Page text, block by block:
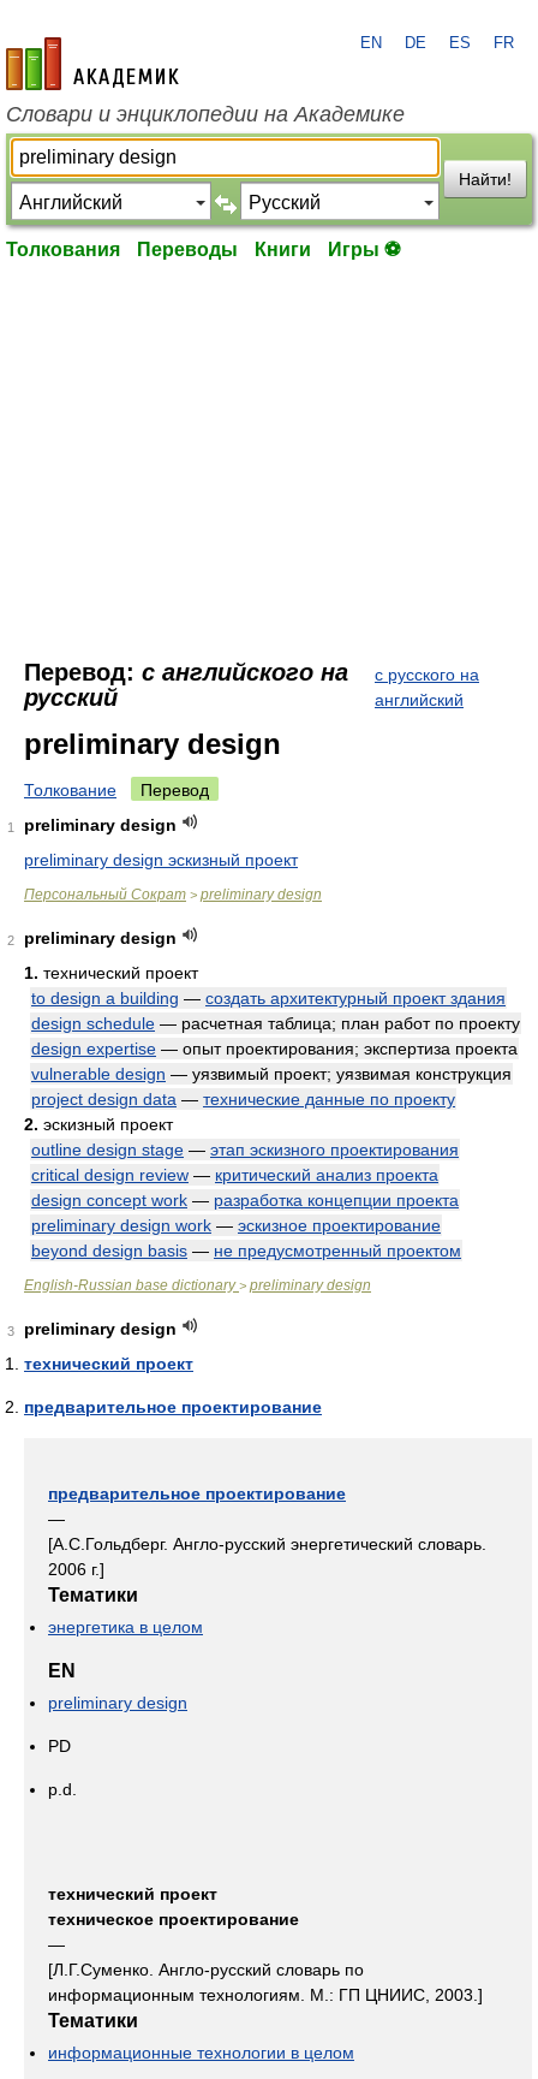
academic.ru
EN DE ES FR
Словари и энциклопедии на Академике
Найти!
Толкования Переводы Книги Игры ⚽
Перевод: с английского на
русский
с русского на
английский
preliminary design
Толкование Перевод
1
preliminary design
preliminary design эскизный проект
Персональный Сократ > preliminary design
2
preliminary design
1. технический проект
to design a building — создать архитектурный проект здания
design schedule — расчетная таблица; план работ по проекту
design expertise — опыт проектирования; экспертиза проекта
vulnerable design — уязвимый проект; уязвимая конструкция
project design data — технические данные по проекту
2. эскизный проект
outline design stage — этап эскизного проектирования
critical design review — критический анализ проекта
design concept work — разработка концепции проекта
preliminary design work — эскизное проектирование
beyond design basis — не предусмотренный проектом
English-Russian base dictionary> preliminary design
3
preliminary design
технический проект
предварительное проектирование
предварительное проектирование
—
[А.С.Гольдберг. Англо-русский энергетический словарь.
2006 г.]
Тематики
энергетика в целом
EN
preliminary design
PD
p.d.
технический проект
техническое проектирование
—
[Л.Г.Суменко. Англо-русский словарь по
информационным технологиям. М.: ГП ЦНИИС, 2003.]
Тематики
информационные технологии в целом